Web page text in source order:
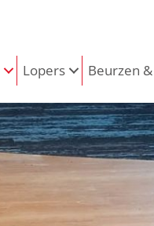
Lopers Beurzen